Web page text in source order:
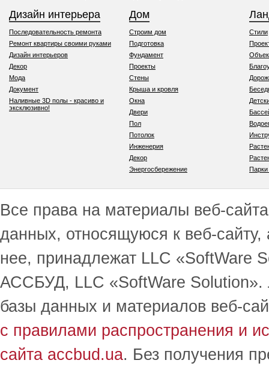
Дизайн интерьера
Последовательность ремонта
Ремонт квартиры своими руками
Дизайн интерьеров
Декор
Мода
Документ
Наливные 3D полы - красиво и
эксклюзивно!
Дом
Строим дом
Подготовка
Фундамент
Проекты
Стены
Крыша и кровля
Окна
Двери
Пол
Потолок
Инженерия
Декор
Энергосбережение
Стили
Все права на материалы веб-
данных, относящуюся к веб-
нее, принадлежат LLC
АССБУД, LLC «SoftWare Solution».
базы данных и материалов веб-
с правилами распространения и
сайта accbud.ua. Без получения